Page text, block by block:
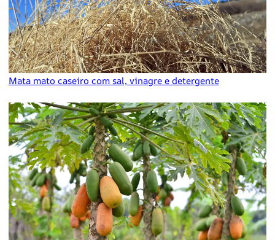
Mata mato caseiro com sal, vinagre e detergente